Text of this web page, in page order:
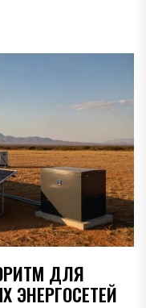
ДЛЯ
ЭНЕРГОСЕТЕЙ